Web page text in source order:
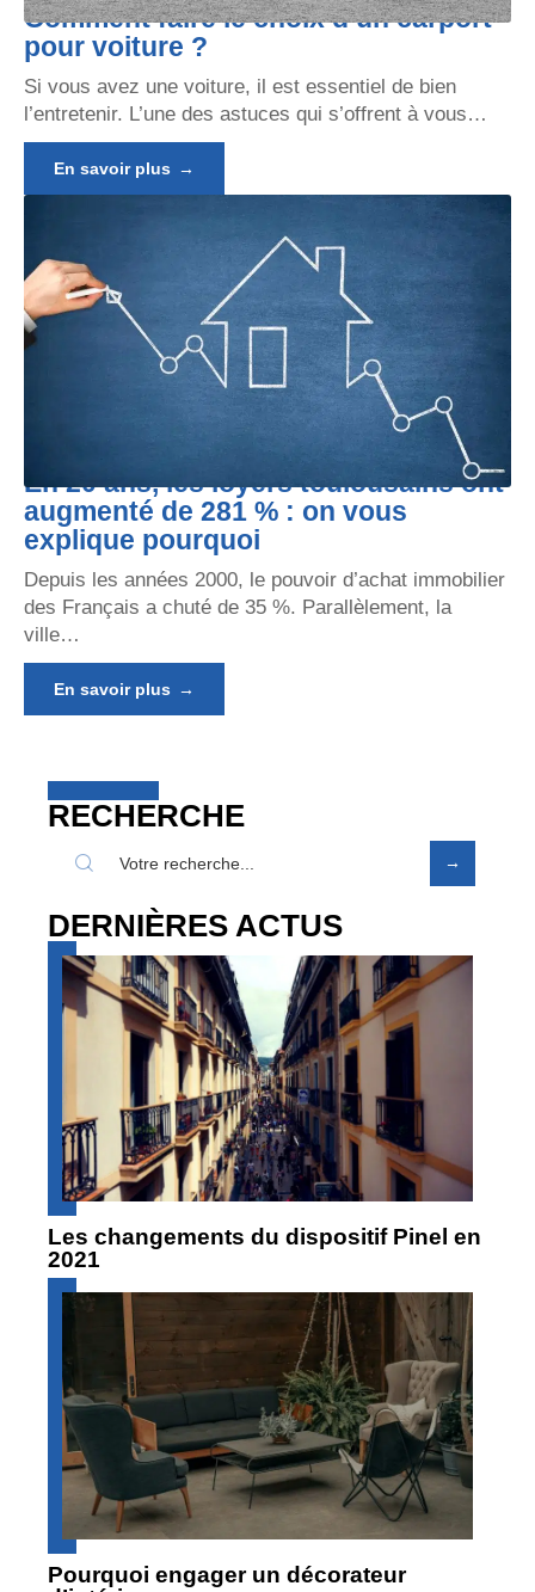
Comment faire le choix d’un carport
pour voiture ?
Si vous avez une voiture, il est essentiel de bien
l’entretenir. L’une des astuces qui s’offrent à vous…
En savoir plus
En 20 ans, les loyers toulousains ont
augmenté de 281 % : on vous
explique pourquoi
Depuis les années 2000, le pouvoir d’achat immobilier
des Français a chuté de 35 %. Parallèlement, la
ville…
En savoir plus
RECHERCHE
DERNIÈRES ACTUS
Les changements du dispositif Pinel en
2021
Pourquoi engager un décorateur